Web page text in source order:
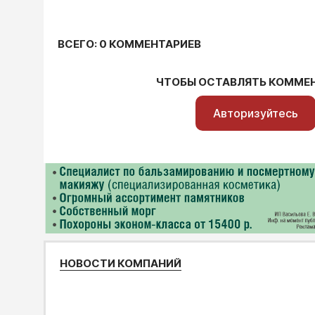
ВСЕГО: 0 КОММЕНТАРИЕВ
ЧТОБЫ ОСТАВЛЯТЬ
Авторизуйтесь
НОВОСТИ КОМПАНИЙ